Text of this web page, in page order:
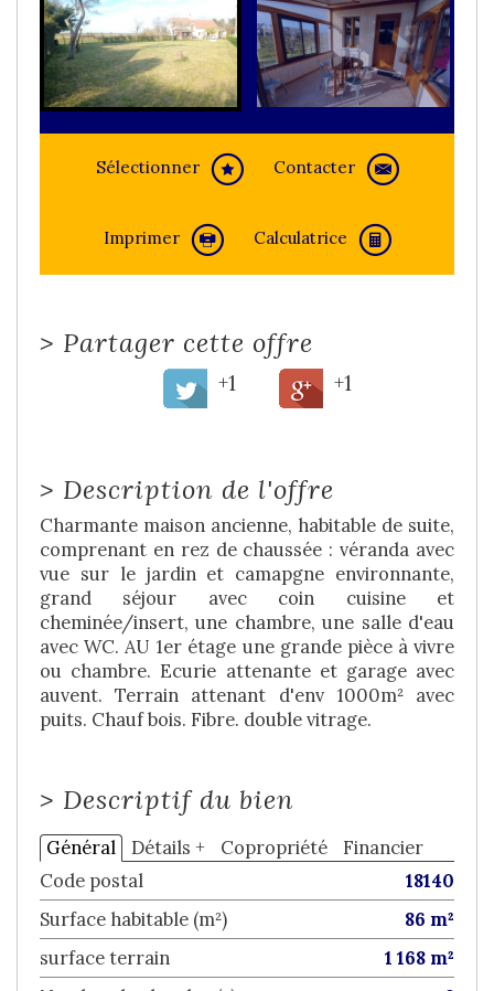
Sélectionner Contacter
Imprimer Calculatrice
> Partager cette offre
+1 +1
> Description de l'offre
Charmante maison ancienne, habitable de suite,
comprenant en rez de chaussée : véranda avec
vue sur le jardin et camapgne environnante,
grand séjour avec coin cuisine et
cheminée/insert, une chambre, une salle d'eau
avec WC. AU 1er étage une grande pièce à vivre
ou chambre. Ecurie attenante et garage avec
auvent. Terrain attenant d'env 1000m² avec
puits. Chauf bois. Fibre. double vitrage.
> Descriptif du bien
Général Détails + Copropriété
Financier
Code postal
18140
Surface habitable (m²)
86 m²
surface terrain
1 168 m²